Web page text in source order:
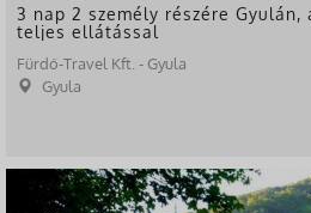
3 nap 2 személy részére
teljes ellátással
Fürdő-Travel Kft. - Gyula
Gyula